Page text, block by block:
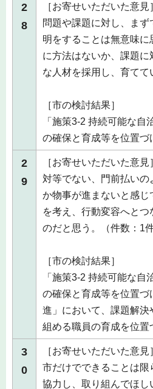
2
8
［お寄せいただいた意見
問題や課題に対し、ま
明をすることは無意味
に方法はないか、課題
な人材を採用し、育て
［市の検討結果］
「施策3-2 持続可能な
の確保と育成等を位置づ
2
9
［お寄せいただいた意見
対等でない、門前払い
か物事が進まないと感
を考え、行動変容へと
のだと思う。（件数：1件
［市の検討結果］
「施策3-2 持続可能な
の確保と育成等を位置
進」において、課題解
組める職員の育成を位
3
0
［お寄せいただいた意見
市だけでできることは
協力し、取り組んでほ